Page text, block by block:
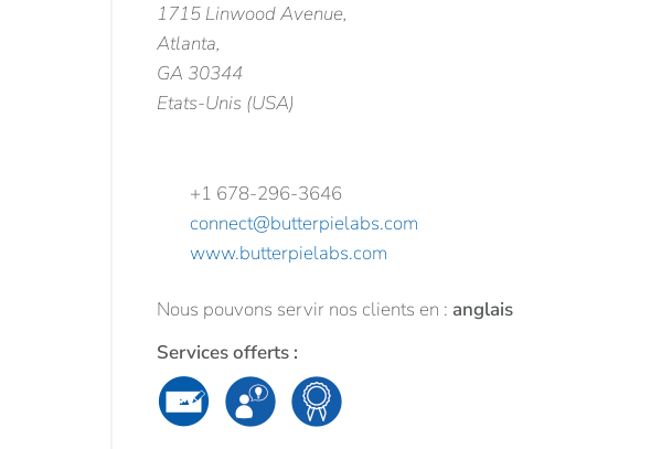
1715 Linwood Avenue,
Atlanta,
GA 30344
Etats-Unis (USA)
+1 678-296-3646
connect@butterpielabs.com
www.butterpielabs.com
Nous pouvons servir nos clients en : anglais
Services offerts :